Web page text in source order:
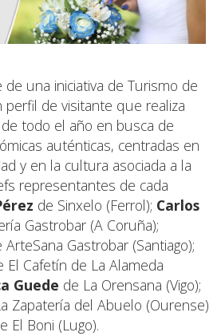
una iniciativa de Turismo de
perfil de visitante que realiza
todo el año en busca de
auténticas, centradas en
y en la cultura asociada a la
representantes de cada
de Sinxelo (Ferrol); Carlos
Gastrobar (A Coruña);
ArteSana Gastrobar (Santiago);
El Cafetín de La Alameda
Guede de La Orensana (Vigo);
Zapatería del Abuelo (Ourense)
El Boni (Lugo).